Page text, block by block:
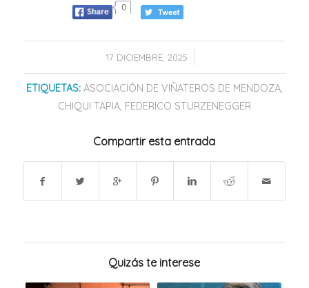
0
17 DICIEMBRE, 2025
/
ETIQUETAS: ASOCIACIÓN DE VIÑATEROS DE MENDOZA,
CHIQUI TAPIA, FEDERICO STURZENEGGER
Compartir esta entrada
Quizás te interese